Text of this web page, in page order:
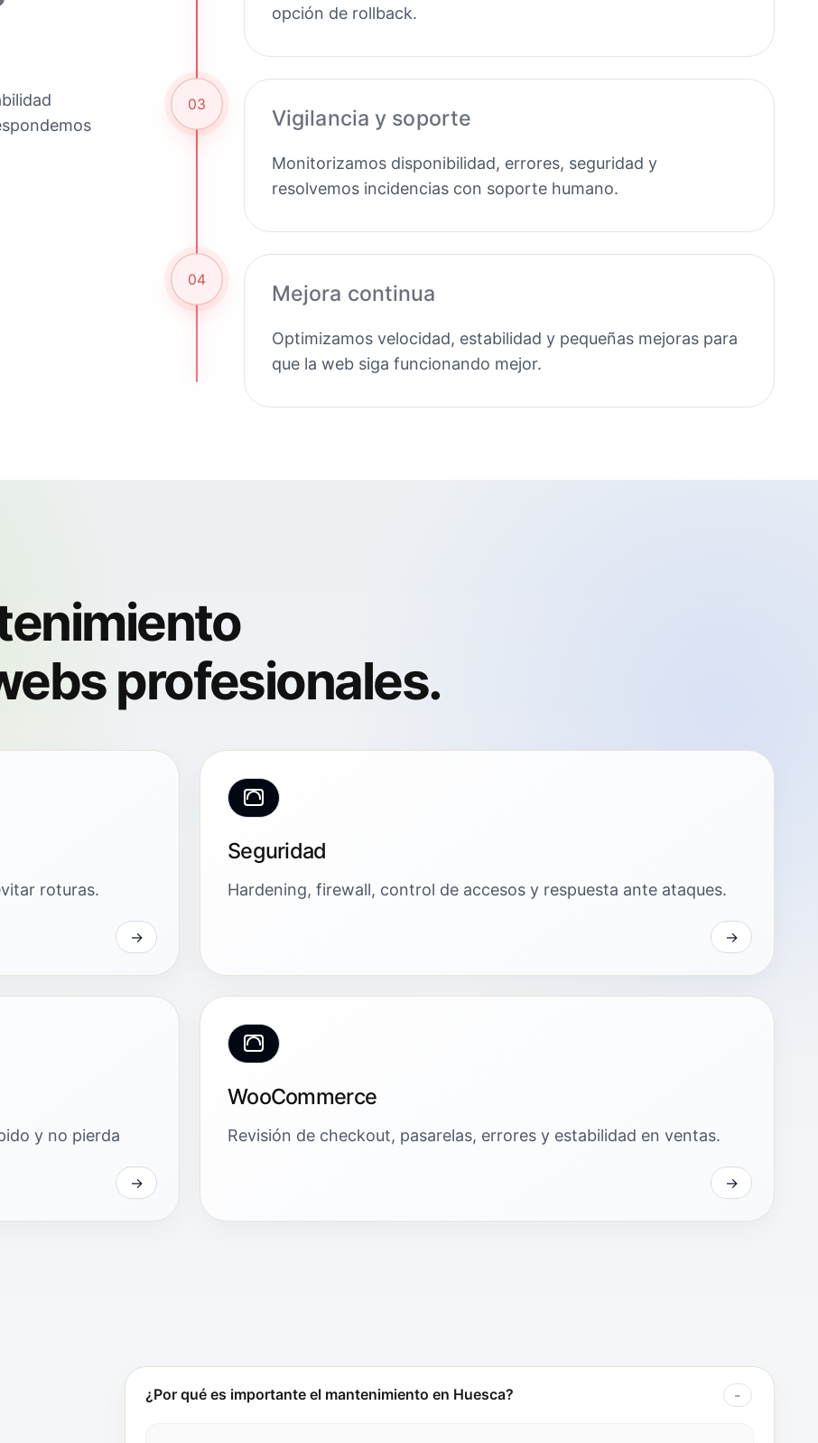
opción de rollback.
03
Vigilancia y soporte
Monitorizamos disponibilidad, errores, seguridad y
resolvemos incidencias con soporte humano.
04
Mejora continua
Optimizamos velocidad, estabilidad y pequeñas mejoras para
que la web siga funcionando mejor.
profesionales.
roturas.
Seguridad
Hardening, firewall, control de accesos y respuesta ante ataques.
y no pierda
WooCommerce
Revisión de checkout, pasarelas, errores y estabilidad en ventas.
¿Por qué es importante el mantenimiento en Huesca?